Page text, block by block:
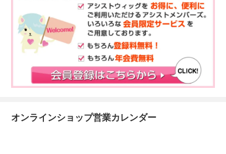
オンラインショップ営業カレンダー